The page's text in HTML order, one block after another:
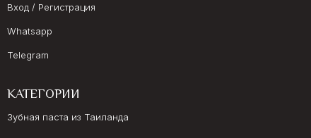
Вход / Регистрация
Whatsapp
Telegram
КАТЕГОРИИ
Зубная паста из Таиланда